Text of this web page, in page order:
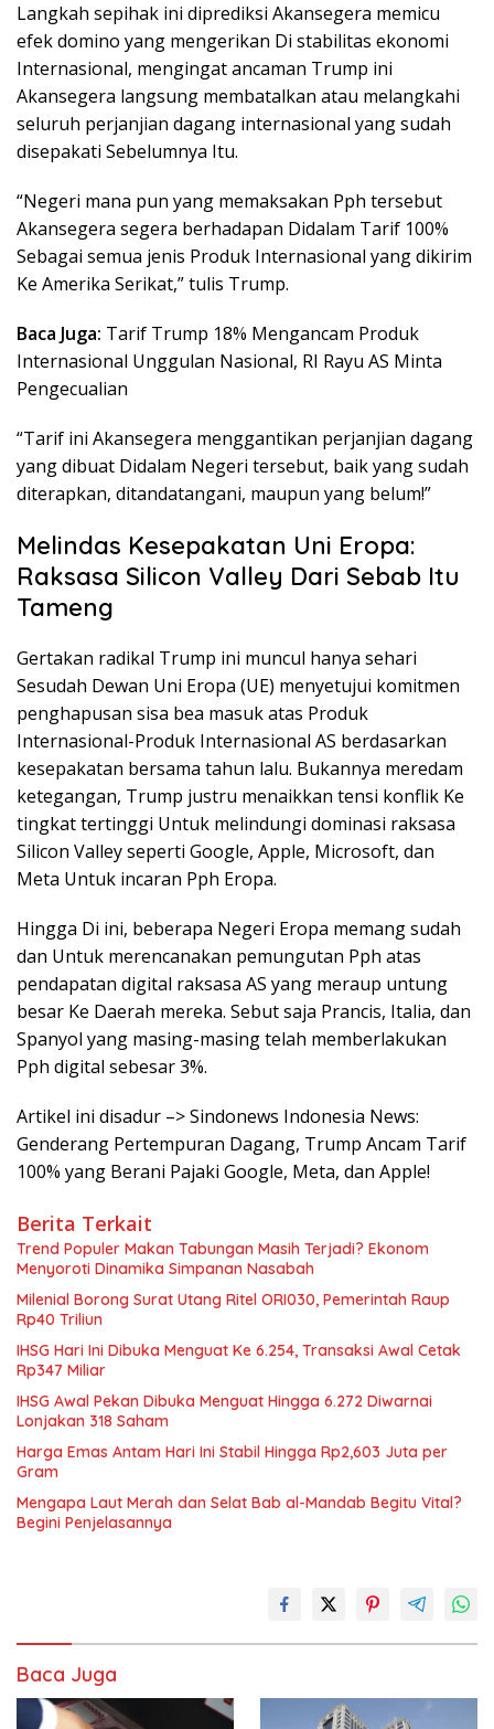
Langkah sepihak ini diprediksi Akansegera memicu
efek domino yang mengerikan Di stabilitas ekonomi
Internasional, mengingat ancaman Trump ini
Akansegera langsung membatalkan atau melangkahi
seluruh perjanjian dagang internasional yang sudah
disepakati Sebelumnya Itu.
“Negeri mana pun yang memaksakan Pph tersebut
Akansegera segera berhadapan Didalam Tarif 100%
Sebagai semua jenis Produk Internasional yang dikirim
Ke Amerika Serikat,” tulis Trump.
Baca Juga: Tarif Trump 18% Mengancam Produk
Internasional Unggulan Nasional, RI Rayu AS Minta
Pengecualian
“Tarif ini Akansegera menggantikan perjanjian dagang
yang dibuat Didalam Negeri tersebut, baik yang sudah
diterapkan, ditandatangani, maupun yang belum!”
Melindas Kesepakatan Uni Eropa:
Raksasa Silicon Valley Dari Sebab Itu
Tameng
Gertakan radikal Trump ini muncul hanya sehari
Sesudah Dewan Uni Eropa (UE) menyetujui komitmen
penghapusan sisa bea masuk atas Produk
Internasional-Produk Internasional AS berdasarkan
kesepakatan bersama tahun lalu. Bukannya meredam
ketegangan, Trump justru menaikkan tensi konflik Ke
tingkat tertinggi Untuk melindungi dominasi raksasa
Silicon Valley seperti Google, Apple, Microsoft, dan
Meta Untuk incaran Pph Eropa.
Hingga Di ini, beberapa Negeri Eropa memang sudah
dan Untuk merencanakan pemungutan Pph atas
pendapatan digital raksasa AS yang meraup untung
besar Ke Daerah mereka. Sebut saja Prancis, Italia, dan
Spanyol yang masing-masing telah memberlakukan
Pph digital sebesar 3%.
Artikel ini disadur –> Sindonews Indonesia News:
Genderang Pertempuran Dagang, Trump Ancam Tarif
100% yang Berani Pajaki Google, Meta, dan Apple!
Berita Terkait
Trend Populer Makan Tabungan Masih Terjadi? Ekonom
Menyoroti Dinamika Simpanan Nasabah
Milenial Borong Surat Utang Ritel ORI030, Pemerintah Raup
Rp40 Triliun
IHSG Hari Ini Dibuka Menguat Ke 6.254, Transaksi Awal Cetak
Rp347 Miliar
IHSG Awal Pekan Dibuka Menguat Hingga 6.272 Diwarnai
Lonjakan 318 Saham
Harga Emas Antam Hari Ini Stabil Hingga Rp2,603 Juta per
Gram
Mengapa Laut Merah dan Selat Bab al-Mandab Begitu Vital?
Begini Penjelasannya
Baca Juga